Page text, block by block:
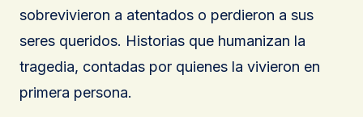
sobrevivieron a atentados o perdieron a sus
seres queridos. Historias que humanizan la
tragedia, contadas por quienes la vivieron en
primera persona.